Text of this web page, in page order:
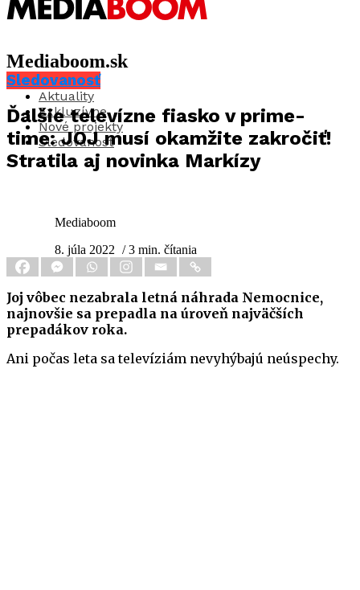
Mediaboom.sk
Aktuality
Exkluzívne
Nové projekty
Sledovanosť
Sledovanosť
Ďalšie televízne fiasko v prime-
time: JOJ musí okamžite zakročiť!
Stratila aj novinka Markízy
Mediaboom
8. júla 2022 / 3 min. čítania
Joj vôbec nezabrala letná náhrada Nemocnice,
najnovšie sa prepadla na úroveň najväčších
prepadákov roka.
Ani počas leta sa televíziám nevyhýbajú neúspechy.